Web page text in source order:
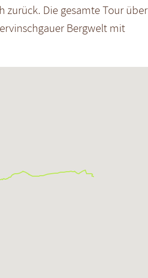
zurück. Die gesamte Tour über
Bergwelt mit